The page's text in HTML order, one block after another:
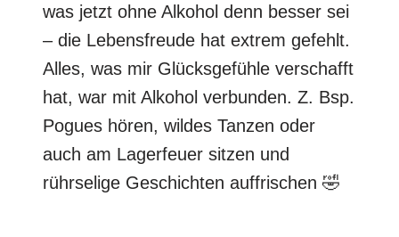
was jetzt ohne Alkohol denn besser sei
– die Lebensfreude hat extrem gefehlt.
Alles, was mir Glücksgefühle verschafft
hat, war mit Alkohol verbunden. Z. Bsp.
Pogues hören, wildes Tanzen oder
auch am Lagerfeuer sitzen und
rührselige Geschichten auffrischen 🤣